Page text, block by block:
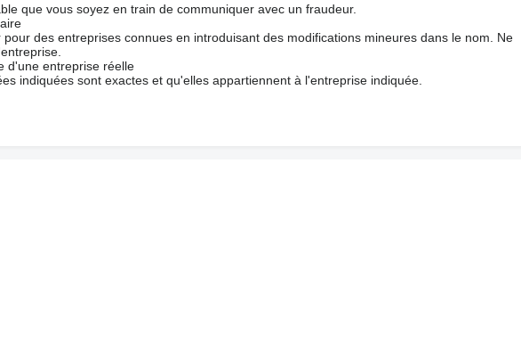
que vous soyez en train de communiquer avec un fraudeur.
des entreprises connues en introduisant des modifications mineures dans le nom. Ne
d'une entreprise réelle
indiquées sont exactes et qu'elles appartiennent à l'entreprise indiquée.